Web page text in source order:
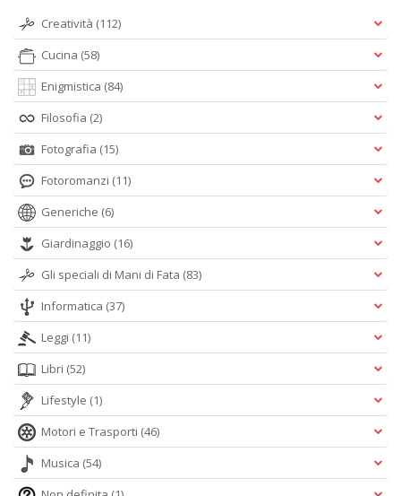
Creatività (112)
Cucina (58)
Enigmistica (84)
Filosofia (2)
Fotografia (15)
Fotoromanzi (11)
Generiche (6)
Giardinaggio (16)
Gli speciali di Mani di Fata (83)
Informatica (37)
Leggi (11)
Libri (52)
Lifestyle (1)
Motori e Trasporti (46)
Musica (54)